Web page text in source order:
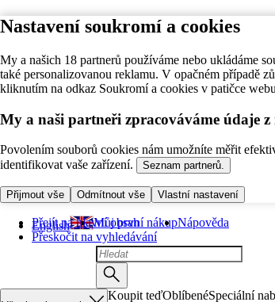
Nastavení soukromí a cookies
My a našich 18 partnerů používáme nebo ukládáme
také personalizovanou reklamu. V opačném případě
kliknutím na odkaz Soukromí a cookies v patičce
My a naši partneři zpracováváme údaje
Povolením souborů cookies nám umožníte měřit
identifikovat vaše zařízení.
Seznam partnerů.
Přijmout vše Odmítnout vše Vlastní nastavení
Přejít na hlavní obsah
Přeskočit na vyhledávání
English Můj první nákupNápověda
Koupit teďOblíbenéSpeciální